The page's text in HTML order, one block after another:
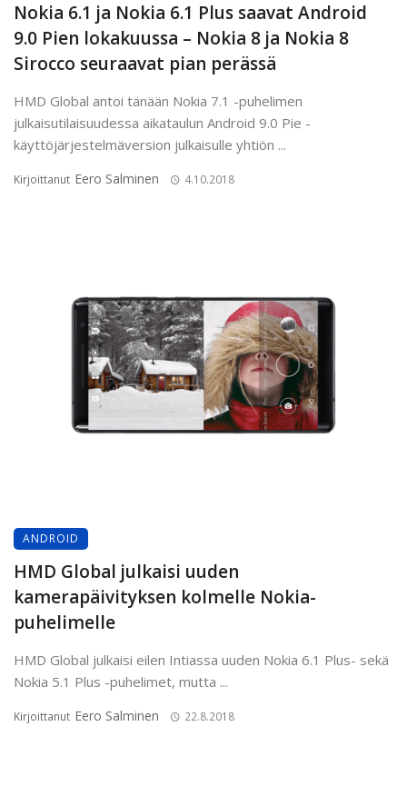
Nokia 6.1 ja Nokia 6.1 Plus saavat Android
9.0 Pien lokakuussa – Nokia 8 ja Nokia 8
Sirocco seuraavat pian perässä
HMD Global antoi tänään Nokia 7.1 -puhelimen
julkaisutilaisuudessa aikataulun Android 9.0 Pie -
käyttöjärjestelmäversion julkaisulle yhtiön ...
Kirjoittanut Eero Salminen 4.10.2018
ANDROID
HMD Global julkaisi uuden
kamerapäivityksen kolmelle Nokia-
puhelimelle
HMD Global julkaisi eilen Intiassa uuden Nokia 6.1 Plus- sekä
Nokia 5.1 Plus -puhelimet, mutta ...
Kirjoittanut Eero Salminen 22.8.2018